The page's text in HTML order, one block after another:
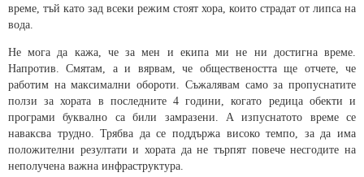
време, тъй като зад всеки режим стоят хора, които страдат от липса на
вода.
Не мога да кажа, че за мен и екипа ми не ни достигна време.
Напротив. Смятам, а и вярвам, че обществеността ще отчете, че
работим на максимални обороти. Съжалявам само за пропуснатите
ползи за хората в последните 4 години, когато редица обекти и
програми буквално са били замразени. А изпуснатото време се
наваксва трудно. Трябва да се поддържа високо темпо, за да има
положителни резултати и хората да не търпят повече несгодите на
неполучена важна инфраструктура.